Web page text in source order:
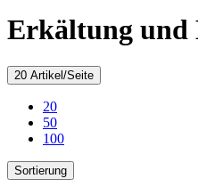
Erkältung und
20 Artikel/Seite
20
50
100
Sortierung